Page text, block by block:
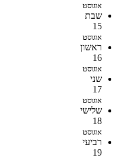
אוגוסט
שבת
15
אוגוסט
ראשון
16
אוגוסט
שני
17
אוגוסט
שלישי
18
אוגוסט
רביעי
19